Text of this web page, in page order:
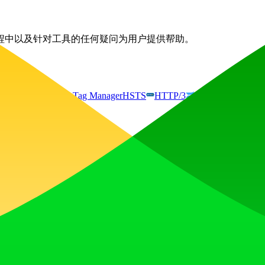
以及针对工具的任何疑问为用户提供帮助。
Google Tag ManagerHSTS HTTP/3 Wistia
、获得关注，并与热爱未来的社区共同构建发展势头。